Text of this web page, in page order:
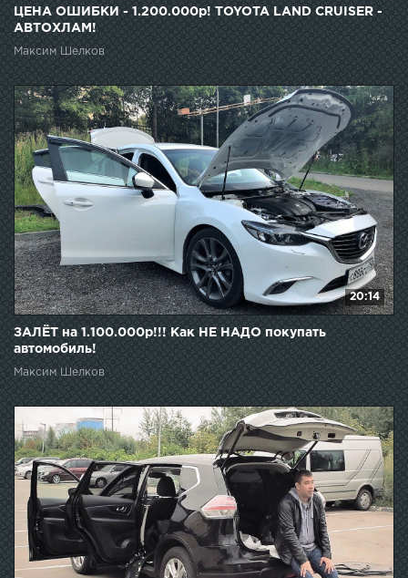
ЦЕНА ОШИБКИ - 1.200.000р! TOYOTA LAND CRUISER -
АВТОХЛАМ!
Максим Шелков
20:14
ЗАЛЁТ на 1.100.000р!!! Как НЕ НАДО покупать
автомобиль!
Максим Шелков